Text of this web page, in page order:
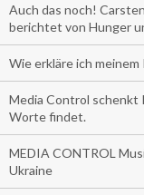
Auch das noch!
berichtet von Hunger
Wie erkläre ich meinem
Media Control schenkt
Worte findet.
MEDIA CONTROL
Ukraine